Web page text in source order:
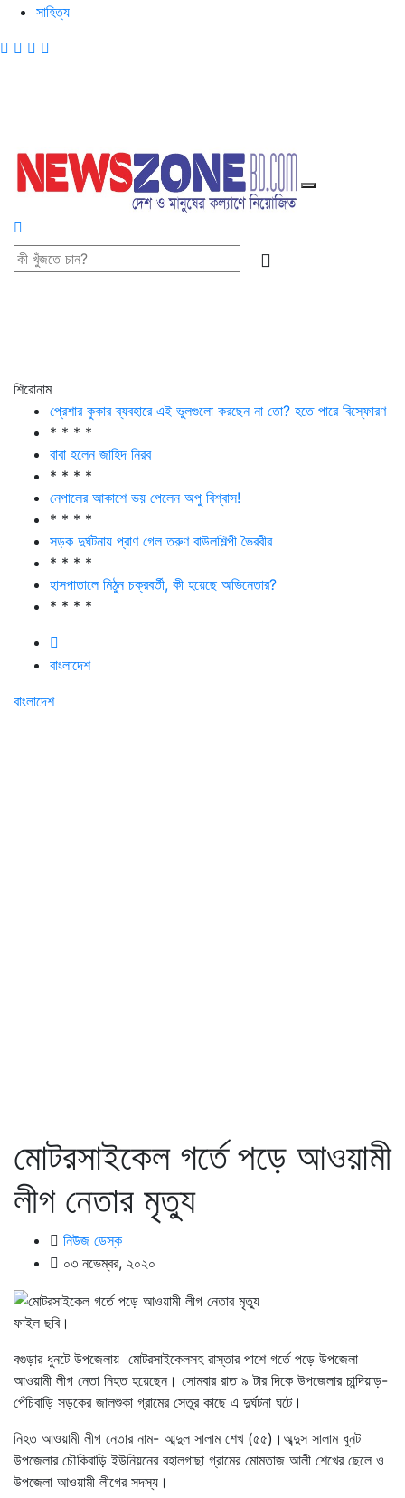
সাহিত্য
শিরোনাম
প্রেশার কুকার ব্যবহারে এই ভুলগুলো করছেন না তো? হতে পারে বিস্ফোরণ
* * * *
বাবা হলেন জাহিদ নিরব
* * * *
নেপালের আকাশে ভয় পেলেন অপু বিশ্বাস!
* * * *
সড়ক দুর্ঘটনায় প্রাণ গেল তরুণ বাউলশিল্পী ভৈরবীর
* * * *
হাসপাতালে মিঠুন চক্রবর্তী, কী হয়েছে অভিনেতার?
* * * *
বাংলাদেশ
বাংলাদেশ
মোটরসাইকেল গর্তে পড়ে আওয়ামী
লীগ নেতার মৃত্যু
নিউজ ডেস্ক
০৩ নভেম্বর, ২০২০
ফাইল ছবি।
বগুড়ার ধুনটে উপজেলায় মোটরসাইকেলসহ রাস্তার পাশে গর্তে পড়ে উপজেলা
আওয়ামী লীগ নেতা নিহত হয়েছেন। সোমবার রাত ৯ টার দিকে উপজেলার চান্দিয়াড়-
পেঁচিবাড়ি সড়কের জালশুকা গ্রামের সেতুর কাছে এ দুর্ঘটনা ঘটে।
নিহত আওয়ামী লীগ নেতার নাম- আব্দুল সালাম শেখ (৫৫)।অব্দুস সালাম ধুনট
উপজেলার চৌকিবাড়ি ইউনিয়নের বহালগাছা গ্রামের মোমতাজ আলী শেখের ছেলে ও
উপজেলা আওয়ামী লীগের সদস্য।